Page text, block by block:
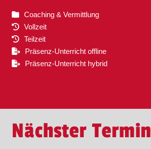
Coaching & Vermittlung
Vollzeit
Teilzeit
Präsenz-Unterricht offline
Präsenz-Unterricht hybrid
Nächster Termin